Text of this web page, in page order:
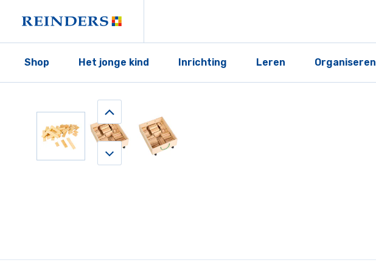
Shop Het jonge kind Inrichting Leren Organiseren